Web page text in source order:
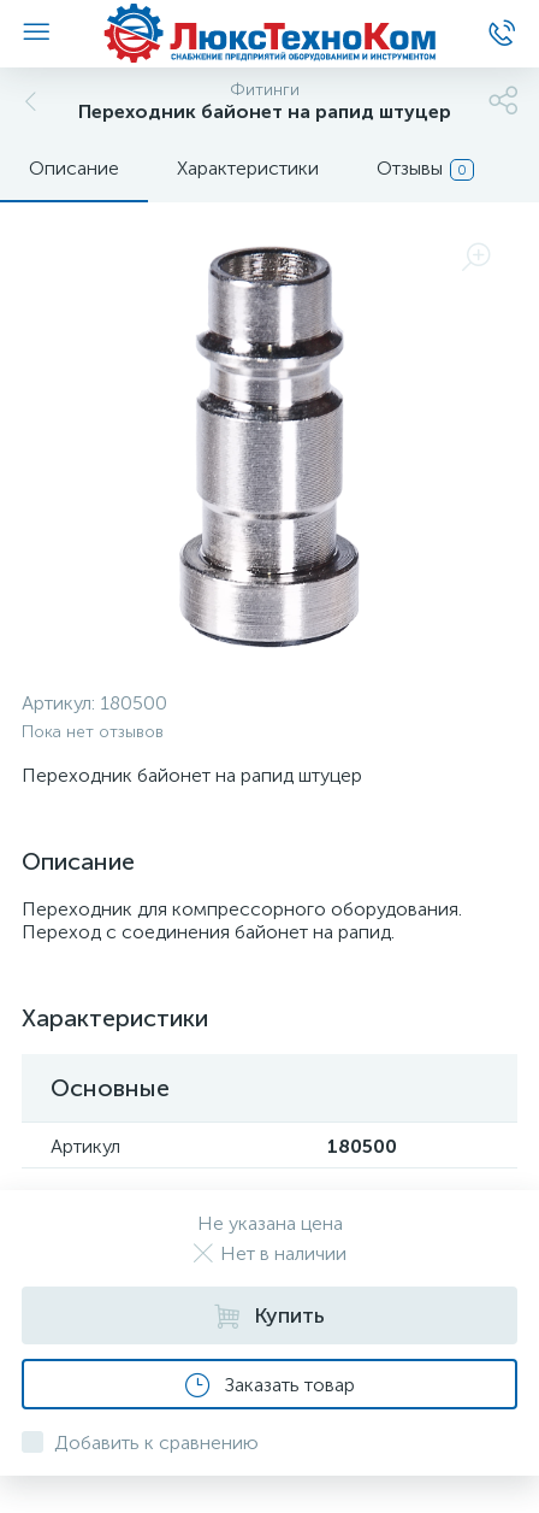
Фитинги
Переходник байонет на рапид штуцер
Описание Характеристики Отзывы 0
Артикул: 180500
Пока нет отзывов
Переходник байонет на рапид штуцер
Описание
Переходник для компрессорного оборудования.
Переход с соединения байонет на рапид.
Характеристики
Основные
Артикул 180500
Не указана цена
Нет в наличии
Купить
Заказать товар
Добавить к сравнению